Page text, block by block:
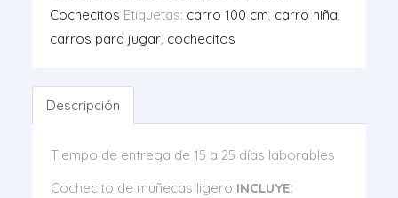
Cochecitos Etiquetas: carro 100 cm, carro niña,
carros para jugar, cochecitos
Descripción
Tiempo de entrega de 15 a 25 días laborables
Cochecito de muñecas ligero INCLUYE: